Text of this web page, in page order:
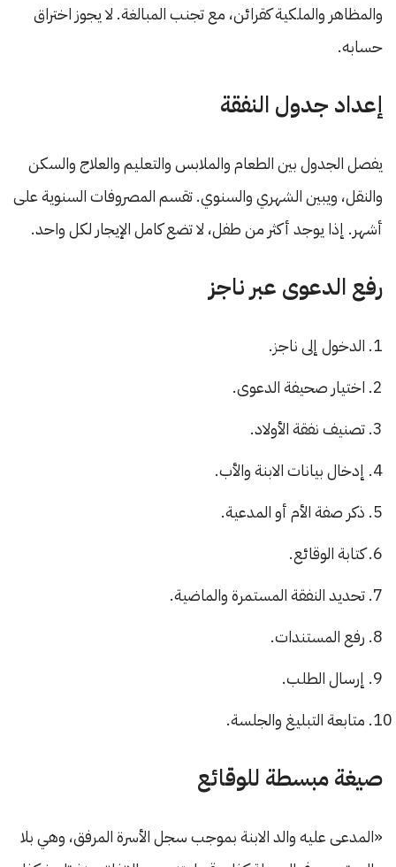
والمظاهر والملكية كقرائن، مع تجنب المبالغة. لا يجوز اختراق
حسابه.
إعداد جدول النفقة
يفصل الجدول بين الطعام والملابس والتعليم والعلاج والسكن
والنقل، ويبين الشهري والسنوي. تقسم المصروفات السنوية على
أشهر. إذا يوجد أكثر من طفل، لا تضع كامل الإيجار لكل واحد.
رفع الدعوى عبر ناجز
الدخول إلى ناجز.
اختيار صحيفة الدعوى.
تصنيف نفقة الأولاد.
إدخال بيانات الابنة والأب.
ذكر صفة الأم أو المدعية.
كتابة الوقائع.
تحديد النفقة المستمرة والماضية.
رفع المستندات.
إرسال الطلب.
متابعة التبليغ والجلسة.
صيغة مبسطة للوقائع
«المدعى عليه والد الابنة بموجب سجل الأسرة المرفق، وهي بلا